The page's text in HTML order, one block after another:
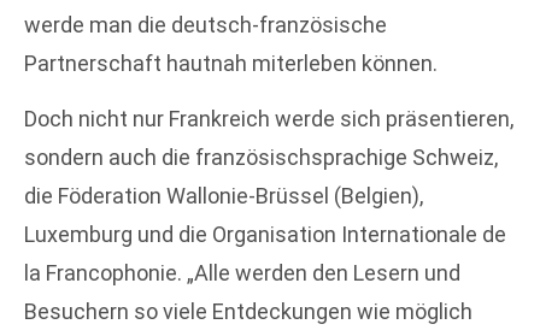
werde man die deutsch-französische
Partnerschaft hautnah miterleben können.
Doch nicht nur Frankreich werde sich präsentieren,
sondern auch die französischsprachige Schweiz,
die Föderation Wallonie-Brüssel (Belgien),
Luxemburg und die Organisation Internationale de
la Francophonie. „Alle werden den Lesern und
Besuchern so viele Entdeckungen wie möglich